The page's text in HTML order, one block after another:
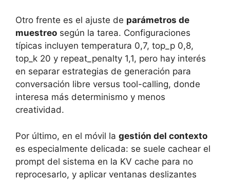
Otro frente es el ajuste de parámetros de
muestreo según la tarea. Configuraciones
típicas incluyen temperatura 0,7, top_p 0,8,
top_k 20 y repeat_penalty 1,1, pero hay interés
en separar estrategias de generación para
conversación libre versus tool-calling, donde
interesa más determinismo y menos
creatividad.
Por último, en el móvil la gestión del contexto
es especialmente delicada: se suele cachear el
prompt del sistema en la KV cache para no
reprocesarlo, y aplicar ventanas deslizantes